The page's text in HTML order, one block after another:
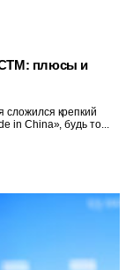
СТМ: плюсы и
сложился крепкий
in China», будь то...